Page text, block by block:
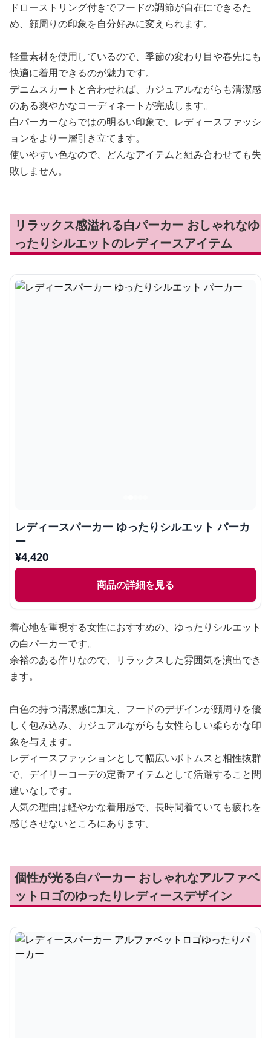
ドローストリング付きでフードの調節が自在にできるた
め、顔周りの印象を自分好みに変えられます。
軽量素材を使用しているので、季節の変わり目や春先にも
快適に着用できるのが魅力です。
デニムスカートと合わせれば、カジュアルながらも清潔感
のある爽やかなコーディネートが完成します。
白パーカーならではの明るい印象で、レディースファッシ
ョンをより一層引き立てます。
使いやすい色なので、どんなアイテムと組み合わせても失
敗しません。
リラックス感溢れる白パーカー おしゃれなゆ
ったりシルエットのレディースアイテム
レディースパーカー ゆったりシルエット パーカ
ー
¥4,420
商品の詳細を見る
着心地を重視する女性におすすめの、ゆったりシルエット
の白パーカーです。
余裕のある作りなので、リラックスした雰囲気を演出でき
ます。
白色の持つ清潔感に加え、フードのデザインが顔周りを優
しく包み込み、カジュアルながらも女性らしい柔らかな印
象を与えます。
レディースファッションとして幅広いボトムスと相性抜群
で、デイリーコーデの定番アイテムとして活躍すること間
違いなしです。
人気の理由は軽やかな着用感で、長時間着ていても疲れを
感じさせないところにあります。
個性が光る白パーカー おしゃれなアルファベ
ットロゴのゆったりレディースデザイン